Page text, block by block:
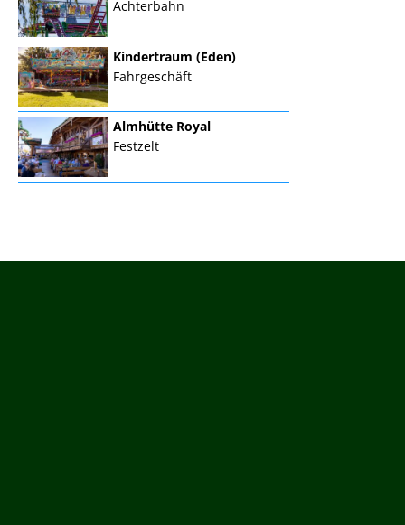
Achterbahn
Kindertraum (Eden)
Fahrgeschäft
Almhütte Royal
Festzelt